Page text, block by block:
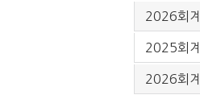
2026회
2025회
2026회